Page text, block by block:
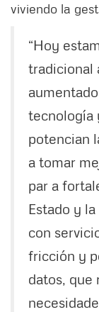
viviendo la
“Hoy
tradicional
tecnología
potencian
a tomar
par a
Estado y
con
fricción y
datos, que